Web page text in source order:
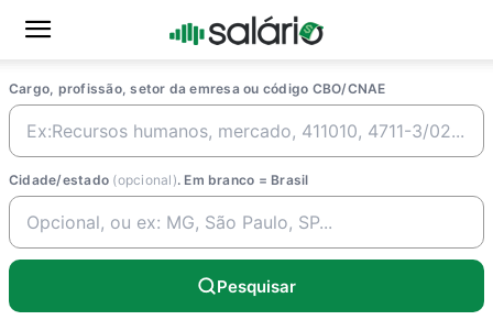
Cargo, profissão, setor da emresa ou código CBO/CNAE
Cidade/estado (opcional). Em branco = Brasil
Pesquisar